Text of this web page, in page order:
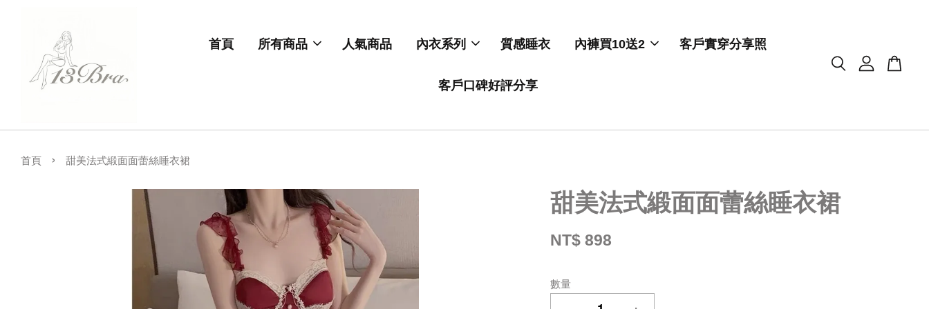
首頁 所有商品 人氣商品 內衣系列 質感睡衣 內褲買10送2 客戶實穿分享照
客戶口碑好評分享
首頁 › 甜美法式緞面面蕾絲睡衣裙
甜美法式緞面面蕾絲睡衣裙
NT$ 898
數量